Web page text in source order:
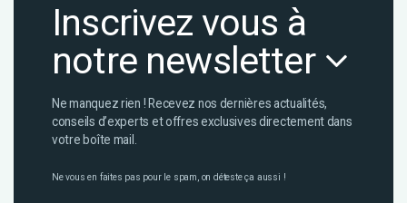
Inscrivez vous à
notre newsletter
Ne manquez rien ! Recevez nos dernières actualités,
conseils d’experts et offres exclusives directement dans
votre boîte mail.
Ne vous en faites pas pour le spam, on déteste ça aussi !